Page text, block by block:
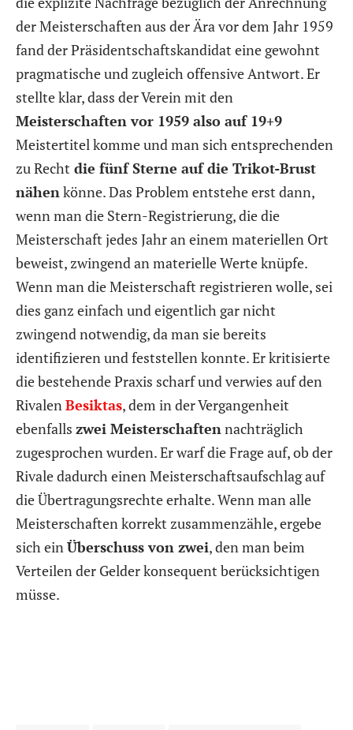
der Meisterschaften aus der Ära vor dem Jahr 1959
fand der Präsidentschaftskandidat eine gewohnt
pragmatische und zugleich offensive Antwort. Er
stellte klar, dass der Verein mit den
Meisterschaften vor 1959 also auf 19+9
Meistertitel komme und man sich entsprechenden
zu Recht die fünf Sterne auf die Trikot-Brust
nähen könne. Das Problem entstehe erst dann,
wenn man die Stern-Registrierung, die die
Meisterschaft jedes Jahr an einem materiellen Ort
beweist, zwingend an materielle Werte knüpfe.
Wenn man die Meisterschaft registrieren wolle, sei
dies ganz einfach und eigentlich gar nicht
zwingend notwendig, da man sie bereits
identifizieren und feststellen konnte. Er kritisierte
die bestehende Praxis scharf und verwies auf den
Rivalen Besiktas, dem in der Vergangenheit
ebenfalls zwei Meisterschaften nachträglich
zugesprochen wurden. Er warf die Frage auf, ob der
Rivale dadurch einen Meisterschaftsaufschlag auf
die Übertragungsrechte erhalte. Wenn man alle
Meisterschaften korrekt zusammenzähle, ergebe
sich ein Überschuss von zwei, den man beim
Verteilen der Gelder konsequent berücksichtigen
müsse.